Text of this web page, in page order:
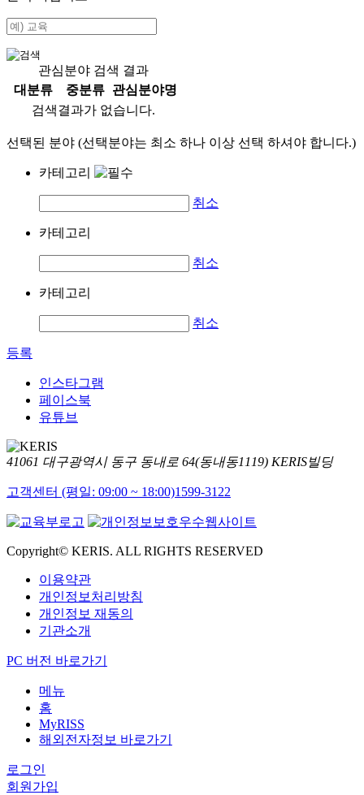
관심분야 검색 결과
대분류
중분류
관심분야명
검색결과가 없습니다.
선택된 분야 (선택분야는 최소 하나 이상 선택 하셔야 합니다.)
카테고리
취소
카테고리
취소
카테고리
취소
등록
인스타그램
페이스북
유튜브
41061 대구광역시 동구 동내로 64(동내동1119) KERIS빌딩
고객센터 (평일: 09:00 ~ 18:00)1599-3122
Copyright© KERIS. ALL RIGHTS RESERVED
이용약관
개인정보처리방침
개인정보 재동의
기관소개
PC 버전 바로가기
메뉴
홈
MyRISS
해외전자정보 바로가기
로그인
회원가입